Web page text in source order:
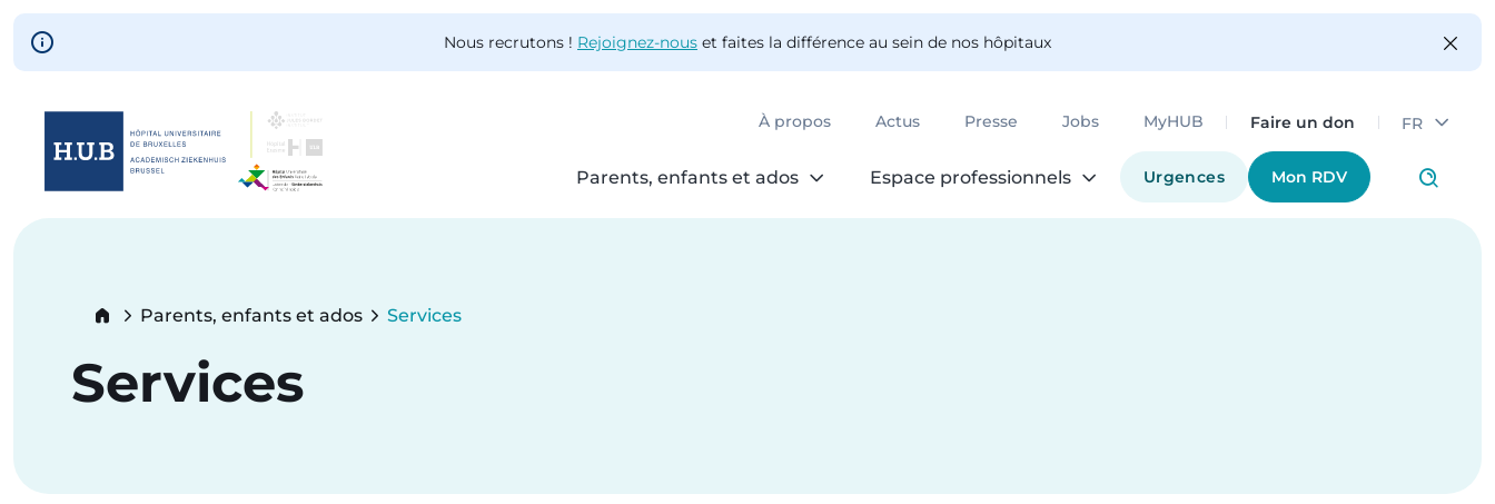
Skip to main content
Nous recrutons ! Rejoignez-nous et faites la différence au sein de nos hôpitaux
À propos Actus Presse Jobs MyHUB Faire un don FR
Parents, enfants et ados Espace professionnels Urgences Mon RDV
Skip
Breadcrumb
Parents, enfants et ados Services
Services